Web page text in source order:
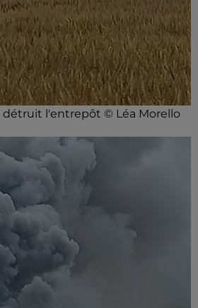
l'entrepôt © Léa Morello